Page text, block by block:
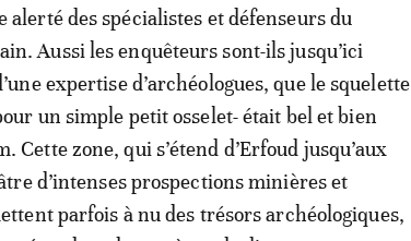
des spécialistes et défenseurs du
Aussi les enquêteurs sont-ils jusqu’ici
expertise d’archéologues, que le squelette
un simple petit osselet- était bel et bien
Cette zone, qui s’étend d’Erfoud jusqu’aux
d’intenses prospections minières et
parfois à nu des trésors archéologiques,